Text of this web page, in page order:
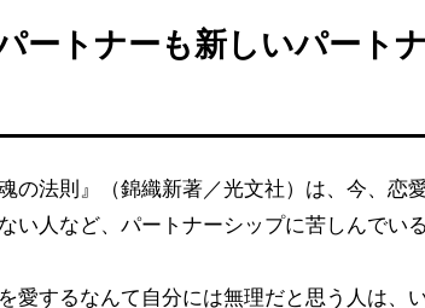
ートナーも新しいパート
の法則』（錦織新著／光文社）は、今、恋
い人など、パートナーシップに苦しんでい
愛するなんて自分には無理だと思う人は、